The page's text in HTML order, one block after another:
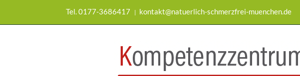
springen
Tel. 0177-3686417 | kontakt@natuerlich-schmerzfrei-muenchen.de